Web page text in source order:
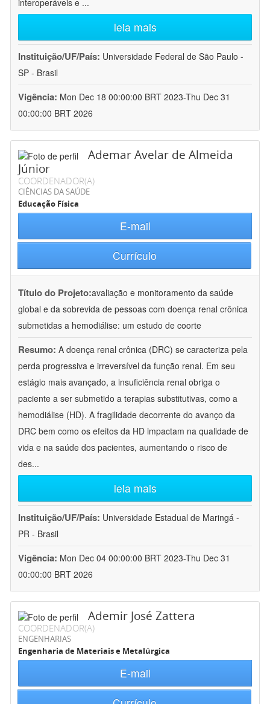
interoperáveis e ...
leia mais
Instituição/UF/País: Universidade Federal de São Paulo -
SP - Brasil
Vigência: Mon Dec 18 00:00:00 BRT 2023-Thu Dec 31
00:00:00 BRT 2026
Ademar Avelar de Almeida
Júnior
COORDENADOR(A)
CIÊNCIAS DA SAÚDE
Educação Física
E-mail
Currículo
Título do Projeto:avaliação e monitoramento da saúde
global e da sobrevida de pessoas com doença renal crônica
submetidas a hemodiálise: um estudo de coorte
Resumo: A doença renal crônica (DRC) se caracteriza pela
perda progressiva e irreversível da função renal. Em seu
estágio mais avançado, a insuficiência renal obriga o
paciente a ser submetido a terapias substitutivas, como a
hemodiálise (HD). A fragilidade decorrente do avanço da
DRC bem como os efeitos da HD impactam na qualidade de
vida e na saúde dos pacientes, aumentando o risco de
des...
leia mais
Instituição/UF/País: Universidade Estadual de Maringá -
PR - Brasil
Vigência: Mon Dec 04 00:00:00 BRT 2023-Thu Dec 31
00:00:00 BRT 2026
Ademir José Zattera
COORDENADOR(A)
ENGENHARIAS
Engenharia de Materiais e Metalúrgica
E-mail